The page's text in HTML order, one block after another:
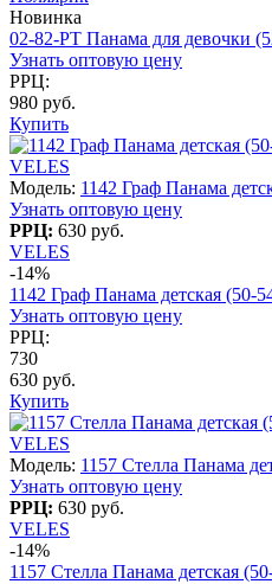
Новинка
02-82-PT Панама для девочки
Узнать оптовую цену
РРЦ:
980 руб.
Купить
VELES
Модель: 1142 Граф Панама
Узнать оптовую цену
РРЦ: 630 руб.
VELES
-14%
1142 Граф Панама детская (50-
Узнать оптовую цену
РРЦ:
730
630 руб.
Купить
VELES
Модель: 1157 Стелла Панама
Узнать оптовую цену
РРЦ: 630 руб.
VELES
-14%
1157 Стелла Панама детская